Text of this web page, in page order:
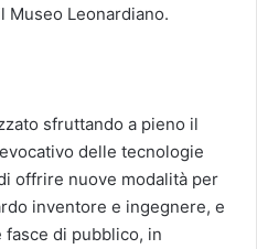
Museo Leonardiano.
sfruttando a pieno il
delle tecnologie
offrire nuove modalità per
inventore e ingegnere, e
fasce di pubblico, in